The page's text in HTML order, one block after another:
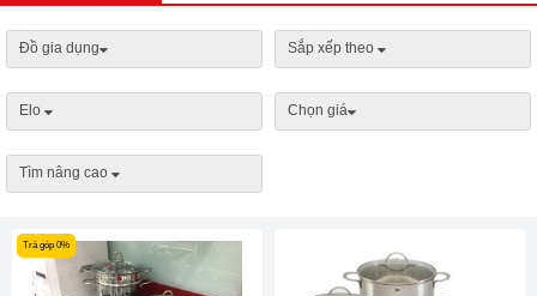
Đồ gia dụng Sắp xếp theo
Elo Chọn giá
Tìm nâng cao
Trả góp 0%